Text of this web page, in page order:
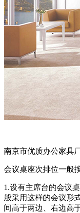
南京市优质办公家具
会议桌座次排位一般
1.设有主席台的会议
般采用这样的会议形
间高于两边、右边高